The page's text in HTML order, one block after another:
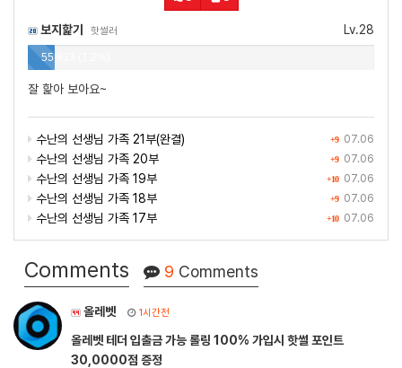
Lv.28
보지핥기 핫썰러
55,933 (1.2%)
잘 핥아 보아요~
+9 07.06
수난의 선생님 가족 21부(완결)
+9 07.06
수난의 선생님 가족 20부
+10 07.06
수난의 선생님 가족 19부
+9 07.06
수난의 선생님 가족 18부
+10 07.06
수난의 선생님 가족 17부
Comments 9 Comments
올레벳 1시간전
올레벳 테더 입출금 가능 롤링 100% 가입시 핫썰 포인트
30,0000점 증정